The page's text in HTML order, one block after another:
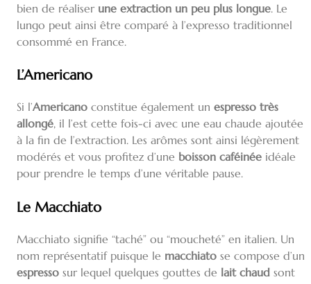
bien de réaliser une extraction un peu plus longue. Le
lungo peut ainsi être comparé à l’expresso traditionnel
consommé en France.
L’Americano
Si l’Americano constitue également un espresso très
allongé, il l’est cette fois-ci avec une eau chaude ajoutée
à la fin de l’extraction. Les arômes sont ainsi légèrement
modérés et vous profitez d’une boisson caféinée idéale
pour prendre le temps d’une véritable pause.
Le Macchiato
Macchiato signifie “taché” ou “moucheté” en italien. Un
nom représentatif puisque le macchiato se compose d’un
espresso sur lequel quelques gouttes de lait chaud sont